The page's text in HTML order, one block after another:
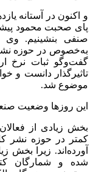
و اکنون در آستانه
پای صحبت‌ محمود
به‌خصوص در حوزه نشر
گفت‌وگو ثبات نرخ
تاثیرگذار دانست و
موضوع شد.
این‌ روزها وضعیت
بخش زیادی از
کمتر در حوزه نشر
آورده‌اند. زیرا بخش
شده و شمارگان